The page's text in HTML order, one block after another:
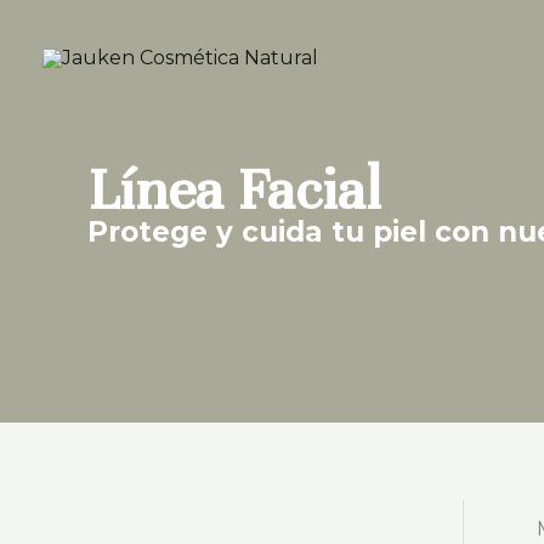
contenido
Línea Facial
Protege y cuida tu piel con